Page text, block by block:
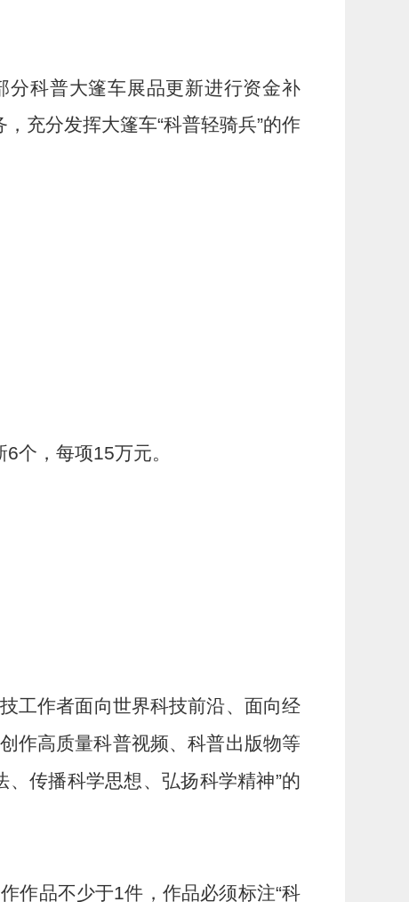
分科普大篷车展品更新进行资金补
充分发挥大篷车“科普轻骑兵”的作
6个，每项15万元。
工作者面向世界科技前沿、面向经
作高质量科普视频、科普出版物等
传播科学思想、弘扬科学精神”的
作品不少于1件，作品必须标注“科